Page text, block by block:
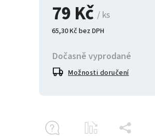
79 Kč/ ks
65,30 Kč bez DPH
Dočasně vyprodané
Možnosti doručení